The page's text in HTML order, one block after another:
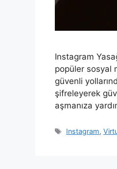
Instagram
popüler sosyal
güvenli
şifreleyerek
aşmanıza
Etiketler
Instagram,